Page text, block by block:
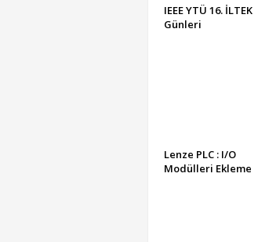
IEEE YTÜ 16. İLTEK
Günleri
Lenze PLC : I/O
Modülleri Ekleme